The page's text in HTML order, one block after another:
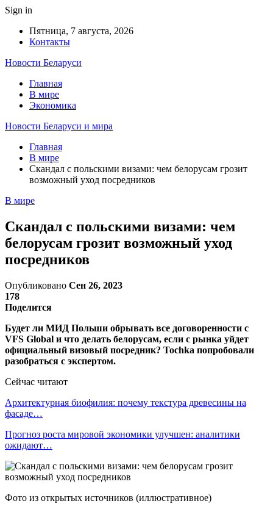
Sign in
Пятница, 7 августа, 2026
Контакты
Новости Беларуси
Главная
В мире
Экономика
Новости Беларуси и мира
Главная
В мире
Скандал с польскими визами: чем белорусам грозит
возможный уход посредников
В мире
Скандал с польскими визами: чем
белорусам грозит возможный уход
посредников
Опубликовано Сен 26, 2023
178
Поделится
Будет ли МИД Польши обрывать все договоренности с
VFS Global и что делать белорусам, если с рынка уйдет
официальный визовый посредник? Tochka попробовали
разобраться с экспертом.
Сейчас читают
Архитектурная биофилия: почему текстура древесины на
фасаде…
Прогноз роста мировой экономики улучшен: аналитики
ожидают…
Фото из открытых источников (иллюстративное)